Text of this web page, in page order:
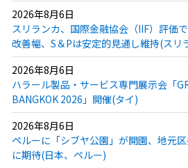
2026年8月6日
スリランカ、国際金融協会（IIF）評価
改善幅、S＆Pは安定的見通し維持(スリ
2026年8月6日
ハラール製品・サービス専門展示会「
BANGKOK 2026」開催(タイ)
2026年8月6日
ペルーに「シブヤ公園」が開園、地元
に期待(日本、ペルー)